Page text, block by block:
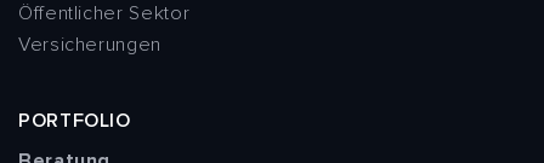
Öffentlicher Sektor
Versicherungen
PORTFOLIO